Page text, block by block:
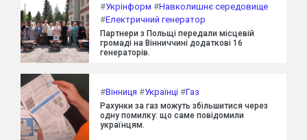
#Укрінформ #Навколишнє середовище
#Електричний генератор
Партнери з Польщі передали місцевій
громаді на Вінниччині додаткові 16
генераторів.
#Вінниця #Українці #Газ
Рахунки за газ можуть збільшитися через
одну помилку: що саме повідомили
українцям.